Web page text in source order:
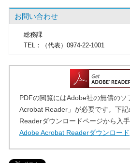
お問い合わせ
総務課
TEL ：（代表）0974-22-1001
PDFの閲覧にはAdobe社の無償のソ
Acrobat Reader」が必要です。下
Readerダウンロードページから入手
Adobe Acrobat Readerダウンロード